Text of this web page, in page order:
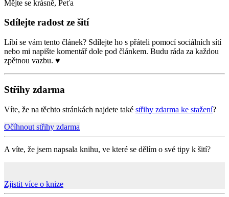
Mějte se krásně, Peťa
Sdílejte radost ze šití
Líbí se vám tento článek? Sdílejte ho s přáteli pomocí sociálních sítí
nebo mi napište komentář dole pod článkem. Budu ráda za každou
zpětnou vazbu. ♥
Střihy zdarma
Víte, že na těchto stránkách najdete také střihy zdarma ke stažení?
Očíhnout střihy zdarma
A víte, že jsem napsala knihu, ve které se dělím o své tipy k šití?
Zjistit více o knize